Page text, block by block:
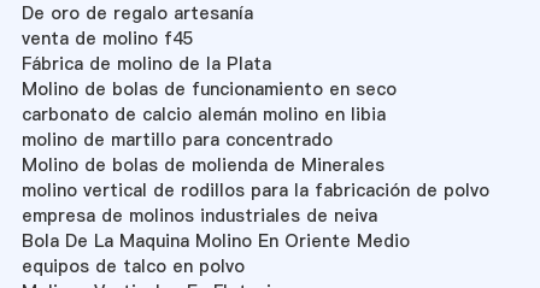
De oro de regalo artesanía
venta de molino f45
Fábrica de molino de la Plata
Molino de bolas de funcionamiento en seco
carbonato de calcio alemán molino en libia
molino de martillo para concentrado
Molino de bolas de molienda de Minerales
molino vertical de rodillos para la fabricación de polvo
empresa de molinos industriales de neiva
Bola De La Maquina Molino En Oriente Medio
equipos de talco en polvo